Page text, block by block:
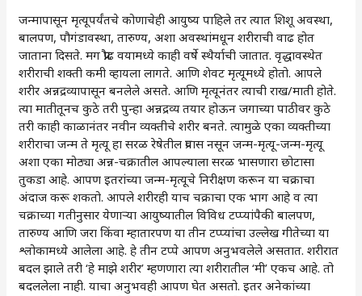
जन्मापासून मृत्यूपर्यंतचे कोणाचेही आयुष्य पाहिले तर त्यात शिशू अवस्था,
बालपण, पौगंडावस्था, तारुण्य, अशा अवस्थांमधून शरीराची वाढ होत
जाताना दिसते. मग प्रौढ वयामध्ये काही वर्षे स्थैर्याची जातात. वृद्धावस्थेत
शरीराची शक्ती कमी व्हायला लागते. आणि शेवट मृत्यूमध्ये होतो. आपले
शरीर अन्नद्रव्यापासून बनलेले असते. आणि मृत्यूनंतर त्याची राख/माती होते.
त्या मातीतूनच कुठे तरी पुन्हा अन्नद्रव्य तयार होऊन जगाच्या पाठीवर कुठे
तरी काही काळानंतर नवीन व्यक्तीचे शरीर बनते. त्यामुळे एका व्यक्तीच्या
शरीराचा जन्म ते मृत्यू हा सरळ रेषेतील प्रवास नसून जन्म-मृत्यू-जन्म-मृत्यू
अशा एका मोठ्या अन्न-चक्रातील आपल्याला सरळ भासणारा छोटासा
तुकडा आहे. आपण इतरांच्या जन्म-मृत्यूचे निरीक्षण करून या चक्राचा
अंदाज करू शकतो. आपले शरीरही याच चक्राचा एक भाग आहे व त्या
चक्राच्या गतीनुसार येणाऱ्या आयुष्यातील विविध टप्प्यांपैकी बालपण,
तारुण्य आणि जरा किंवा म्हातारपण या तीन टप्प्यांचा उल्लेख गीतेच्या या
श्लोकामध्ये आलेला आहे. हे तीन टप्पे आपण अनुभवलेले असतात. शरीरात
बदल झाले तरी ‌‘हे माझे शरीर‌’ म्हणणारा त्या शरीरातील ‌‘मी‌’ एकच आहे. तो
बदललेला नाही. याचा अनुभवही आपण घेत असतो. इतर अनेकांच्या